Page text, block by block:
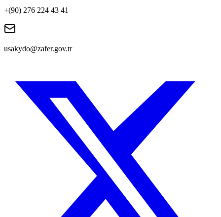
+(90) 276 224 43 41
usakydo@zafer.gov.tr